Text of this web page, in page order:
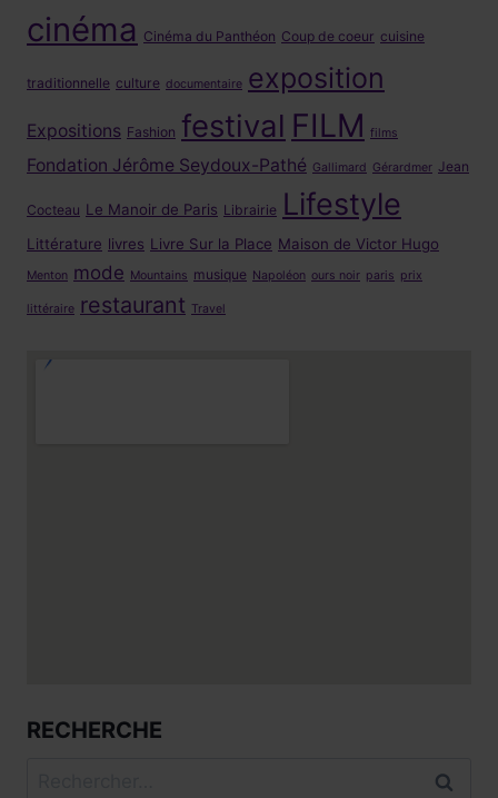
cinéma Cinéma du Panthéon Coup de coeur cuisine
traditionnelle culture documentaire exposition
Expositions Fashion festival FILM films
Fondation Jérôme Seydoux-Pathé Gallimard Gérardmer Jean
Cocteau Le Manoir de Paris Librairie Lifestyle
Littérature livres Livre Sur la Place Maison de Victor Hugo
Menton mode Mountains musique Napoléon ours noir paris prix
littéraire restaurant Travel
RECHERCHE